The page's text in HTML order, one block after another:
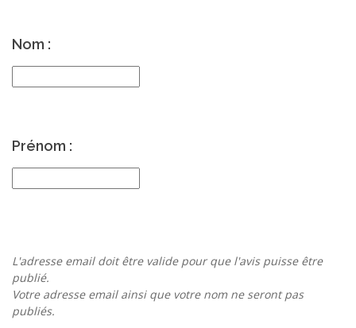
Nom :
Prénom :
L'adresse email doit être valide pour que l'avis puisse être
publié.
Votre adresse email ainsi que votre nom ne seront pas
publiés.